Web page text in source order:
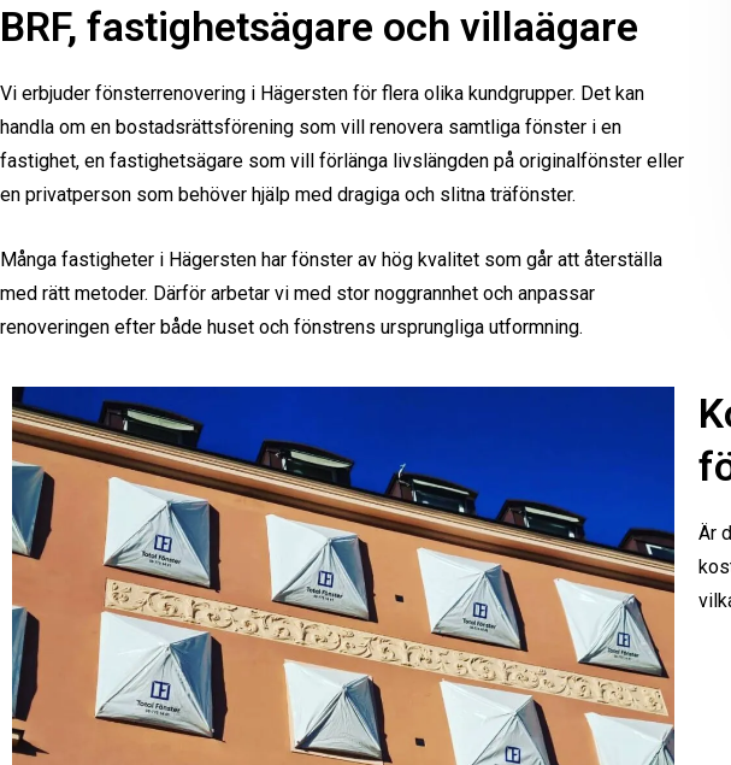
BRF, fastighetsägare och villaägare
Vi erbjuder fönsterrenovering i Hägersten för flera olika kundgrupper. Det kan
handla om en bostadsrättsförening som vill renovera samtliga fönster i en
fastighet, en fastighetsägare som vill förlänga livslängden på originalfönster eller
en privatperson som behöver hjälp med dragiga och slitna träfönster.
Många fastigheter i Hägersten har fönster av hög kvalitet som går att återställa
med rätt metoder. Därför arbetar vi med stor noggrannhet och anpassar
renoveringen efter både huset och fönstrens ursprungliga utformning.
Är